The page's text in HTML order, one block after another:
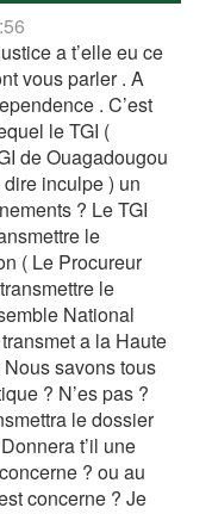
a t’elle eu ce
vous parler . A
. C’est
le TGI (
de Ouagadougou
inculpe ) un
? Le TGI
le
( Le Procureur
le
National
a la Haute
savons tous
? N’es pas ?
le dossier
t’il une
? ou au
concerne ? Je